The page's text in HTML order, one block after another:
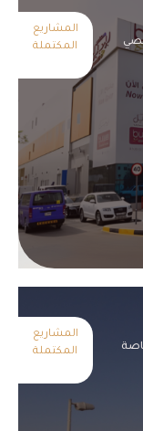
المشاريع
المكتملة
المشاريع
المكتملة